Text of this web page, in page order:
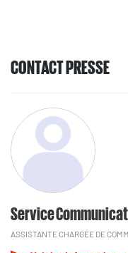
CONTACT PRESSE
Service
ASSISTANTE CHARGÉE DE